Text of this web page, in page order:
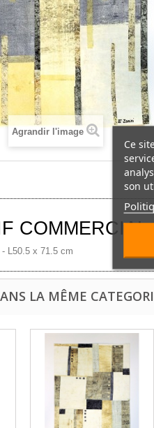
Agrandir l'image
L50.5 x 71.5 cm
LA MÊME
Ce
son